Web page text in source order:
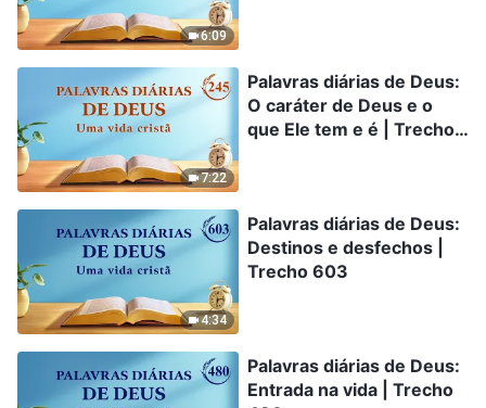
6:09
7:22
Palavras diárias de Deus:
O caráter de Deus e o
que Ele tem e é | Trecho
4:34
Palavras diárias de Deus:
Destinos e desfechos |
Trecho 603
Palavras diárias de Deus:
Entrada na vida | Trecho